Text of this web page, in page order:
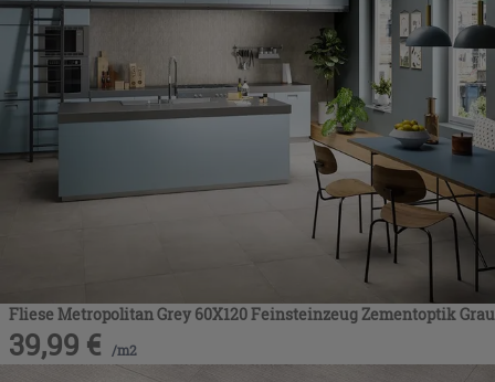
Fliese Metropolitan Grey 60X120 Feinsteinzeug Zementoptik Grau
39,99 € /m2